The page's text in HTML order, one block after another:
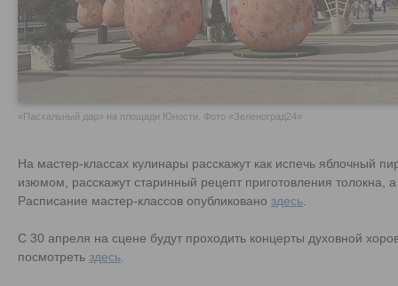
«Пасхальный дар» на площади Юности. Фото «Зеленоград24»
На мастер-классах кулинары расскажут как испечь яблочный
изюмом, расскажут старинный рецепт приготовления толокна,
Расписание мастер-классов опубликовано здесь
С 30 апреля на сцене будут проходить концерты духовной
посмотреть здесь